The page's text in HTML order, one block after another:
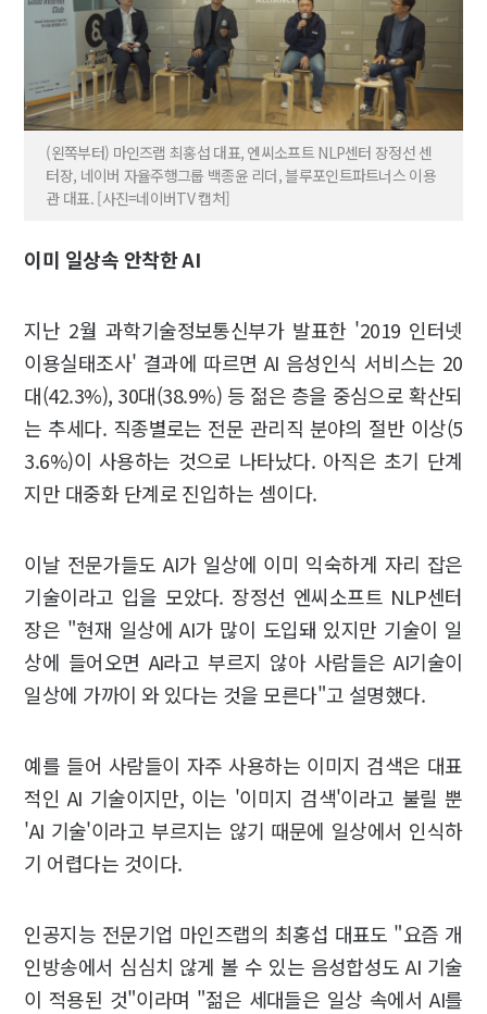
(왼쪽부터) 마인즈랩 최홍섭 대표, 엔씨소프트 NLP센터 장정선 센
터장, 네이버 자율주행그룹 백종윤 리더, 블루포인트파트너스 이용
관 대표. [사진=네이버TV 캡처]
이미 일상속 안착한 AI
지난 2월 과학기술정보통신부가 발표한 '2019 인터넷
이용실태조사' 결과에 따르면 AI 음성인식 서비스는 20
대(42.3%), 30대(38.9%) 등 젊은 층을 중심으로 확산되
는 추세다. 직종별로는 전문 관리직 분야의 절반 이상(5
3.6%)이 사용하는 것으로 나타났다. 아직은 초기 단계
지만 대중화 단계로 진입하는 셈이다.
이날 전문가들도 AI가 일상에 이미 익숙하게 자리 잡은
기술이라고 입을 모았다. 장정선 엔씨소프트 NLP센터
장은 "현재 일상에 AI가 많이 도입돼 있지만 기술이 일
상에 들어오면 AI라고 부르지 않아 사람들은 AI기술이
일상에 가까이 와 있다는 것을 모른다"고 설명했다.
예를 들어 사람들이 자주 사용하는 이미지 검색은 대표
적인 AI 기술이지만, 이는 '이미지 검색'이라고 불릴 뿐
'AI 기술'이라고 부르지는 않기 때문에 일상에서 인식하
기 어렵다는 것이다.
인공지능 전문기업 마인즈랩의 최홍섭 대표도 "요즘 개
인방송에서 심심치 않게 볼 수 있는 음성합성도 AI 기술
이 적용된 것"이라며 "젊은 세대들은 일상 속에서 AI를